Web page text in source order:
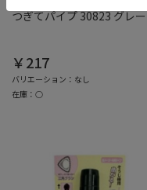
つぎてパイプ 30823 グレー
￥217
バリエーション：なし
在庫：○